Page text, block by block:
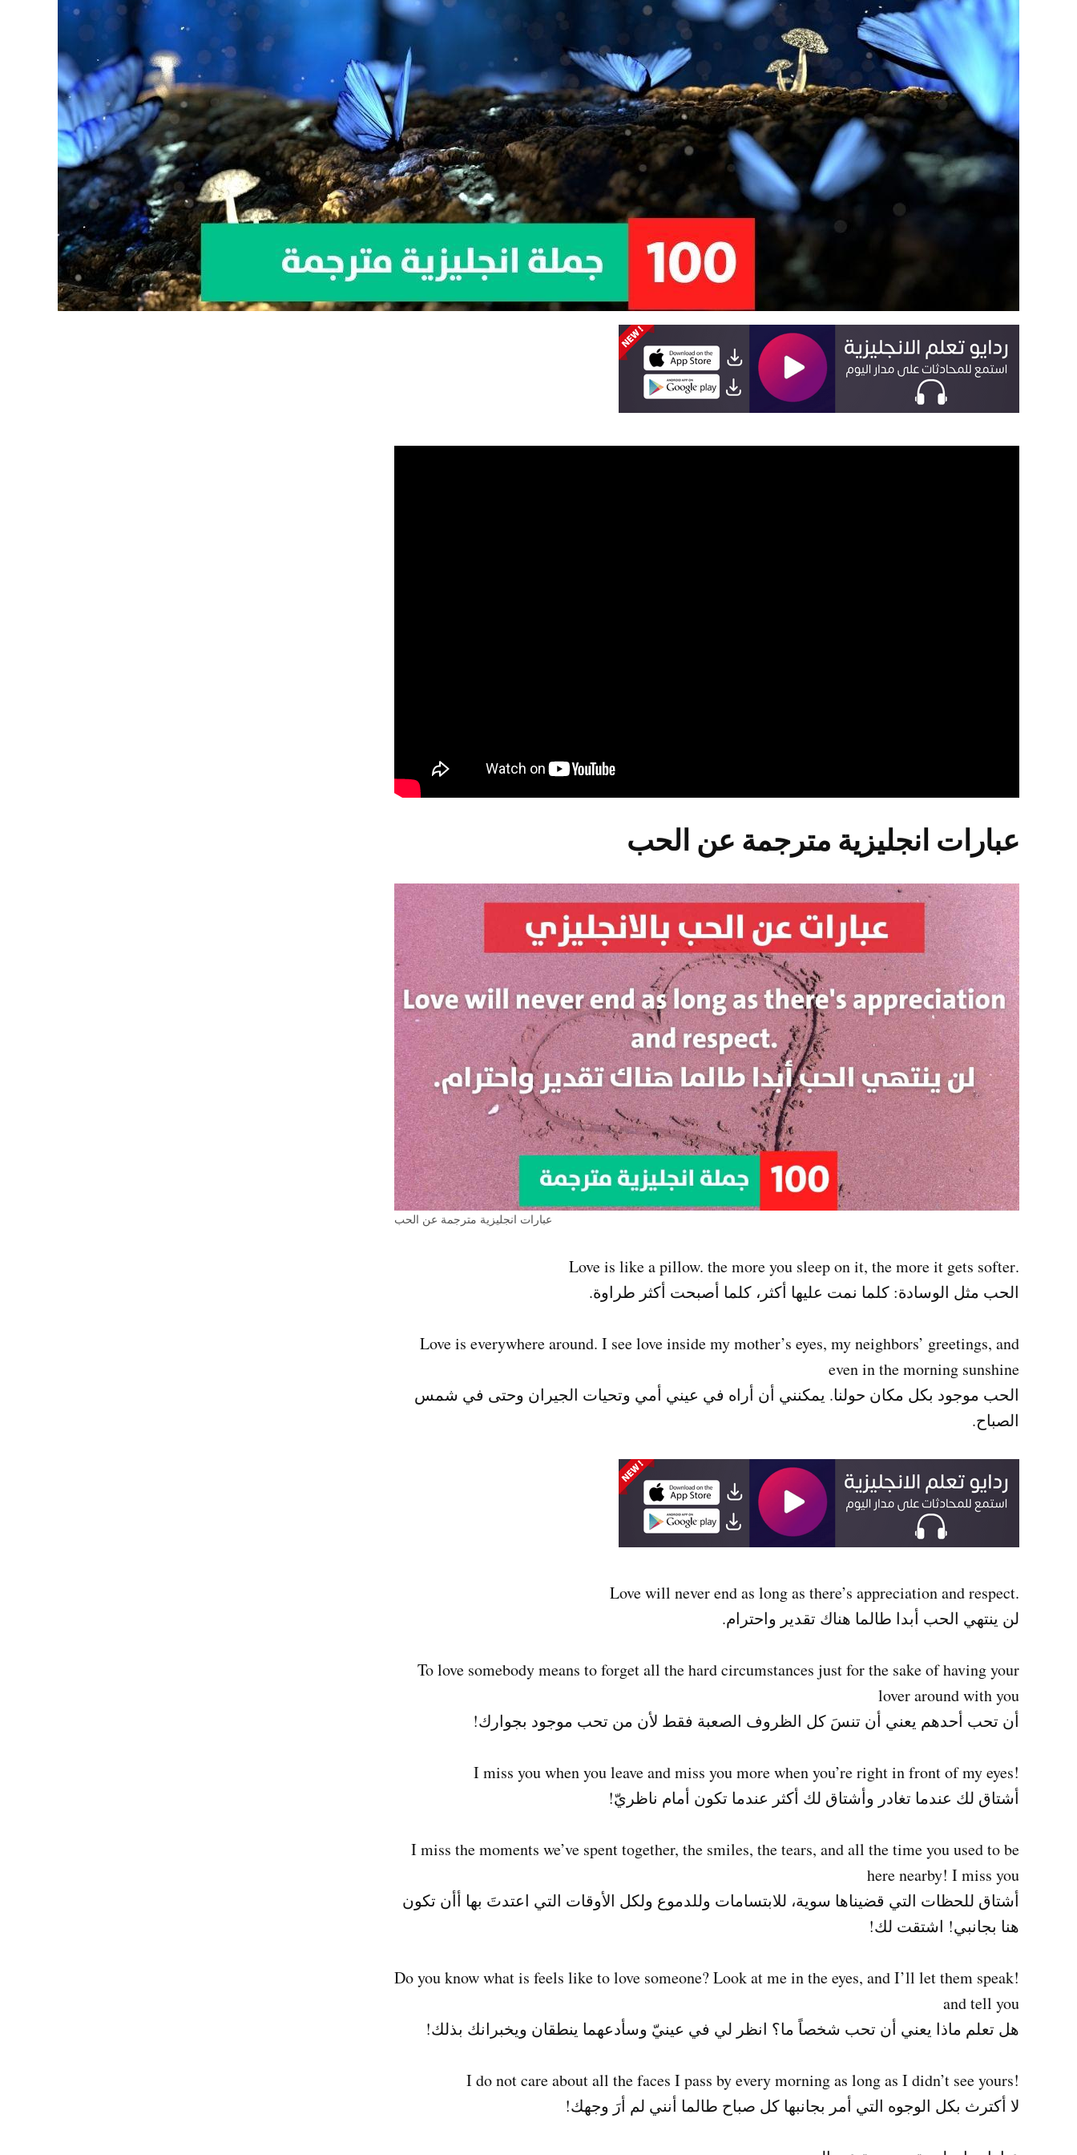
عبارات انجليزية مترجمة عن الحب
عبارات انجليزية مترجمة عن الحب
.Love is like a pillow. the more you sleep on it, the more it gets softer
الحب مثل الوسادة: كلما نمت عليها أكثر، كلما أصبحت أكثر طراوة.
Love is everywhere around. I see love inside my mother’s eyes, my neighbors’ greetings, and
even in the morning sunshine
الحب موجود بكل مكان حولنا. يمكنني أن أراه في عيني أمي وتحيات الجيران وحتى في شمس
الصباح.
.Love will never end as long as there’s appreciation and respect
لن ينتهي الحب أبدا طالما هناك تقدير واحترام.
To love somebody means to forget all the hard circumstances just for the sake of having your
lover around with you
أن تحب أحدهم يعني أن تنسَ كل الظروف الصعبة فقط لأن من تحب موجود بجوارك!
!I miss you when you leave and miss you more when you’re right in front of my eyes
أشتاق لك عندما تغادر وأشتاق لك أكثر عندما تكون أمام ناظريّ!
I miss the moments we’ve spent together, the smiles, the tears, and all the time you used to be
here nearby! I miss you
أشتاق للحظات التي قضيناها سوية، للابتسامات وللدموع ولكل الأوقات التي اعتدتَ بها أأن تكون
هنا بجانبي! اشتقت لك!
!Do you know what is feels like to love someone? Look at me in the eyes, and I’ll let them speak
and tell you
هل تعلم ماذا يعني أن تحب شخصاً ما؟ انظر لي في عينيّ وسأدعهما ينطقان ويخبرانك بذلك!
!I do not care about all the faces I pass by every morning as long as I didn’t see yours
لا أكترث بكل الوجوه التي أمر بجانبها كل صباح طالما أنني لم أرَ وجهك!